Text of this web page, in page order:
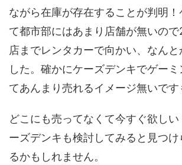
ながら在庫が存在することが判明
て都市部にはあまり店舗が無いの
店までレンタカーで向かい、なんと
した。確かにケーズデンキでゲー
てあんまり売れるイメージ無いです
どこにも売ってなくて今すぐ欲し
ーズデンキも検討してみると見つ
るかもしれません。